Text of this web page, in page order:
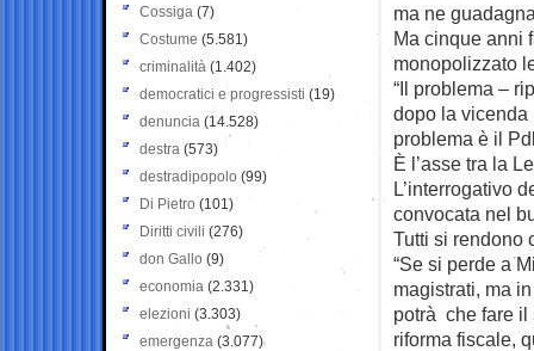
ma ne
Ma cinque anni
monopolizzato
“Il problema –
dopo la vicenda
problema è il
È l’asse tra la
L’interrogativo
convocata nel
Tutti si rendono
“Se si perde a
magistrati, ma
potrà che fare il
riforma fiscale,
Cossiga (7)
Costume (5.581)
criminalità (1.402)
democratici e progressisti (19)
denuncia (14.528)
destra (573)
destradipopolo (99)
Di Pietro (101)
Diritti civili (276)
don Gallo (9)
economia (2.331)
elezioni (3.303)
emergenza (3.077)